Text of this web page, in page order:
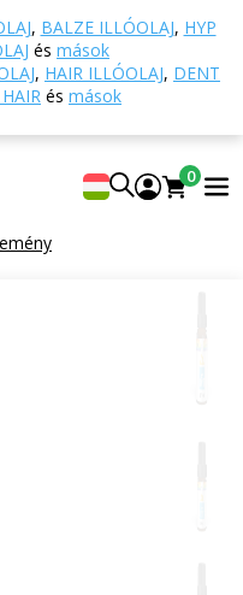
, BALZE ILLÓOLAJ, HYP
és mások
, HAIR ILLÓOLAJ, DENT
és mások
0
Aromaterápia
olaj keverékek
illóolaj keverék